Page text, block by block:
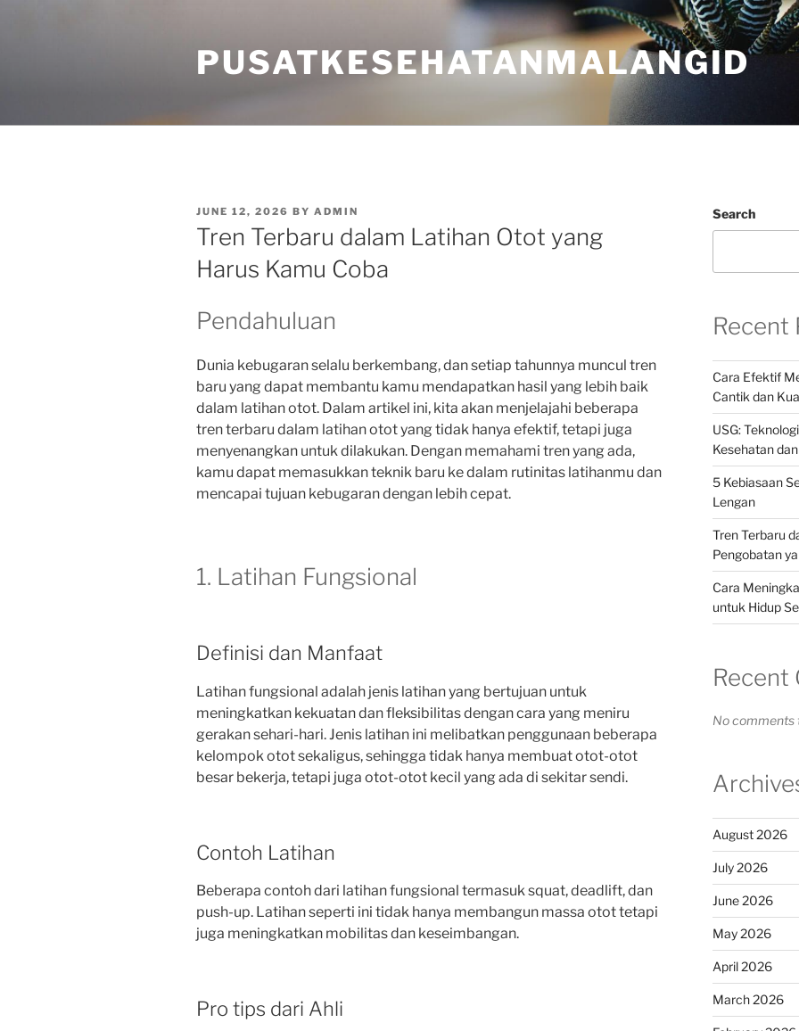
PUSATKESEHATANMALANGID
POSTED
ON
JUNE 12, 2026 BY ADMIN
Tren Terbaru dalam Latihan Otot yang
Harus Kamu Coba
Pendahuluan
Dunia kebugaran selalu berkembang, dan setiap tahunnya muncul tren
baru yang dapat membantu kamu mendapatkan hasil yang lebih baik
dalam latihan otot. Dalam artikel ini, kita akan menjelajahi beberapa
tren terbaru dalam latihan otot yang tidak hanya efektif, tetapi juga
menyenangkan untuk dilakukan. Dengan memahami tren yang ada,
kamu dapat memasukkan teknik baru ke dalam rutinitas latihanmu dan
mencapai tujuan kebugaran dengan lebih cepat.
1. Latihan Fungsional
Definisi dan Manfaat
Latihan fungsional adalah jenis latihan yang bertujuan untuk
meningkatkan kekuatan dan fleksibilitas dengan cara yang meniru
gerakan sehari-hari. Jenis latihan ini melibatkan penggunaan beberapa
kelompok otot sekaligus, sehingga tidak hanya membuat otot-otot
besar bekerja, tetapi juga otot-otot kecil yang ada di sekitar sendi.
Contoh Latihan
Beberapa contoh dari latihan fungsional termasuk squat, deadlift, dan
push-up. Latihan seperti ini tidak hanya membangun massa otot tetapi
juga meningkatkan mobilitas dan keseimbangan.
Pro tips dari Ahli
Search
Recent
Cara Efektif
Cantik dan
USG:
Kesehatan
5 Kebiasaan
Lengan
Tren Terbaru
Pengobatan
Cara
untuk Hidup
Recent
No comments
August 2026
July 2026
June 2026
May 2026
April 2026
March 2026